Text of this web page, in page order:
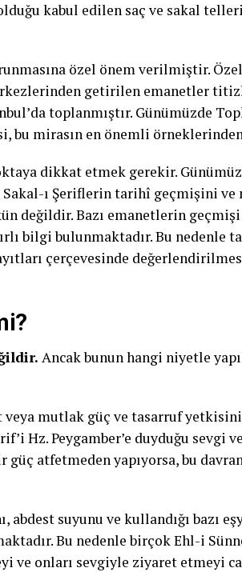
kabul edilen saç ve sakal
özel önem verilmiştir.
getirilen emanetler
toplanmıştır. Günümüzde
bu mirasın en önemli
dikkat etmek gerekir.
ı Şeriflerin tarihî geçmişini ve
değildir. Bazı emanetlerin
bilgi bulunmaktadır. Bu nedenle
çerçevesinde
Ancak bunun hangi niyetle
veya mutlak güç ve tasarruf
Hz. Peygamber’e duyduğu sevgi
güç atfetmeden yapıyorsa, bu
suyunu ve kullandığı bazı
Bu nedenle birçok Ehl-i
ve onları sevgiyle ziyaret etmeyi